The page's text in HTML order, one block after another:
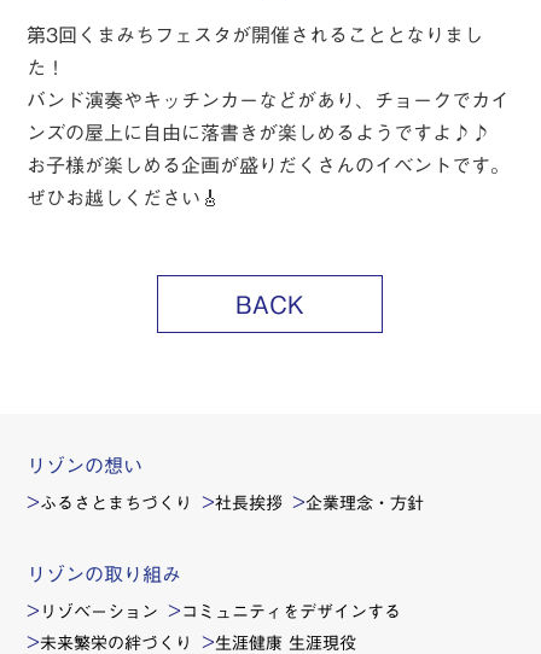
第3回くまみちフェスタが開催されることとなりまし
た！
バンド演奏やキッチンカーなどがあり、チョークでカイ
ンズの屋上に自由に落書きが楽しめるようですよ♪♪
お子様が楽しめる企画が盛りだくさんのイベントです。
ぜひお越しください🎸
BACK
リゾンの想い
ふるさとまちづくり 社長挨拶 企業理念・方針
リゾンの取り組み
リゾベーション コミュニティをデザインする
未来繁栄の絆づくり 生涯健康 生涯現役